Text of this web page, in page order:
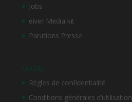
Jobs
eiver Media kit
Parutions Presse
LEGAL
Règles de confidentialité
Conditions générales d’utilisation